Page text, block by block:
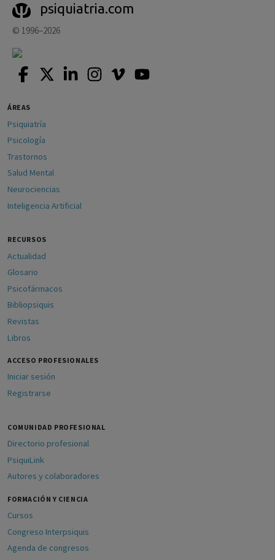
psiquiatria.com
© 1996–2026
ÁREAS
Psiquiatría
Psicología
Trastornos
Salud Mental
Neurociencias
Inteligencia Artificial
RECURSOS
Actualidad
Glosario
Psicofármacos
Bibliopsiquis
Revistas
Libros
ACCESO PROFESIONALES
Iniciar sesión
Registrarse
COMUNIDAD PROFESIONAL
Directorio profesional
PsiquiLink
Autores y colaboradores
FORMACIÓN Y CIENCIA
Cursos
Congreso Interpsiquis
Agenda de congresos